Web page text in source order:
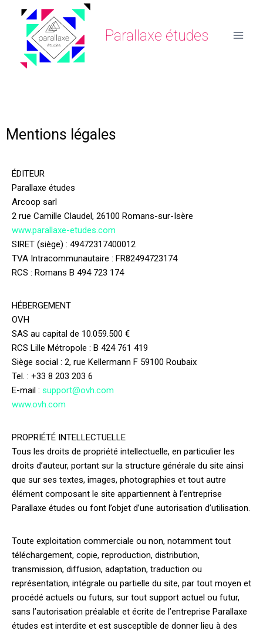
Parallaxe études
Mentions légales
ÉDITEUR
Parallaxe études
Arcoop sarl
2 rue Camille Claudel, 26100 Romans-sur-Isère
www.parallaxe-etudes.com
SIRET (siège) : 49472317400012
TVA Intracommunautaire : FR82494723174
RCS : Romans B 494 723 174
HÉBERGEMENT
OVH
SAS au capital de 10.059.500 €
RCS Lille Métropole : B 424 761 419
Siège social : 2, rue Kellermann F 59100 Roubaix
Tel. : +33 8 203 203 6
E-mail : support@ovh.com
www.ovh.com
PROPRIÉTÉ INTELLECTUELLE
Tous les droits de propriété intellectuelle, en particulier les
droits d’auteur, portant sur la structure générale du site ainsi
que sur ses textes, images, photographies et tout autre
élément composant le site appartiennent à l’entreprise
Parallaxe études ou font l’objet d’une autorisation d’utilisation.
Toute exploitation commerciale ou non, notamment tout
téléchargement, copie, reproduction, distribution,
transmission, diffusion, adaptation, traduction ou
représentation, intégrale ou partielle du site, par tout moyen et
procédé actuels ou futurs, sur tout support actuel ou futur,
sans l’autorisation préalable et écrite de l’entreprise Parallaxe
études est interdite et est susceptible de donner lieu à des